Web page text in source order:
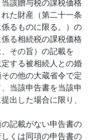
た財産（第二十一条
るものに限る。）の
る相続税の課税価格
その旨）の記載を
する被相続人との婚
の他の大蔵省令で定
当該申告書を当該申
出した場合に限り、
記載がない申告書の
くは同項の申告書の